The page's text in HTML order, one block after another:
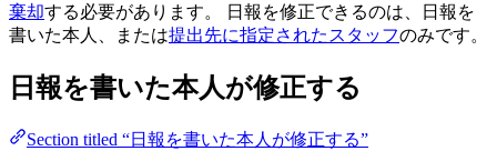
棄却する必要があります。 日報を修正できるのは、日報を
書いた本人、または提出先に指定されたスタッフのみです。
日報を書いた本人が修正する
Section titled “日報を書いた本人が修正する”